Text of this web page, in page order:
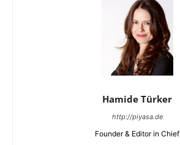
Hamide Türker
http://piyasa.de
Founder & Editor in Chief